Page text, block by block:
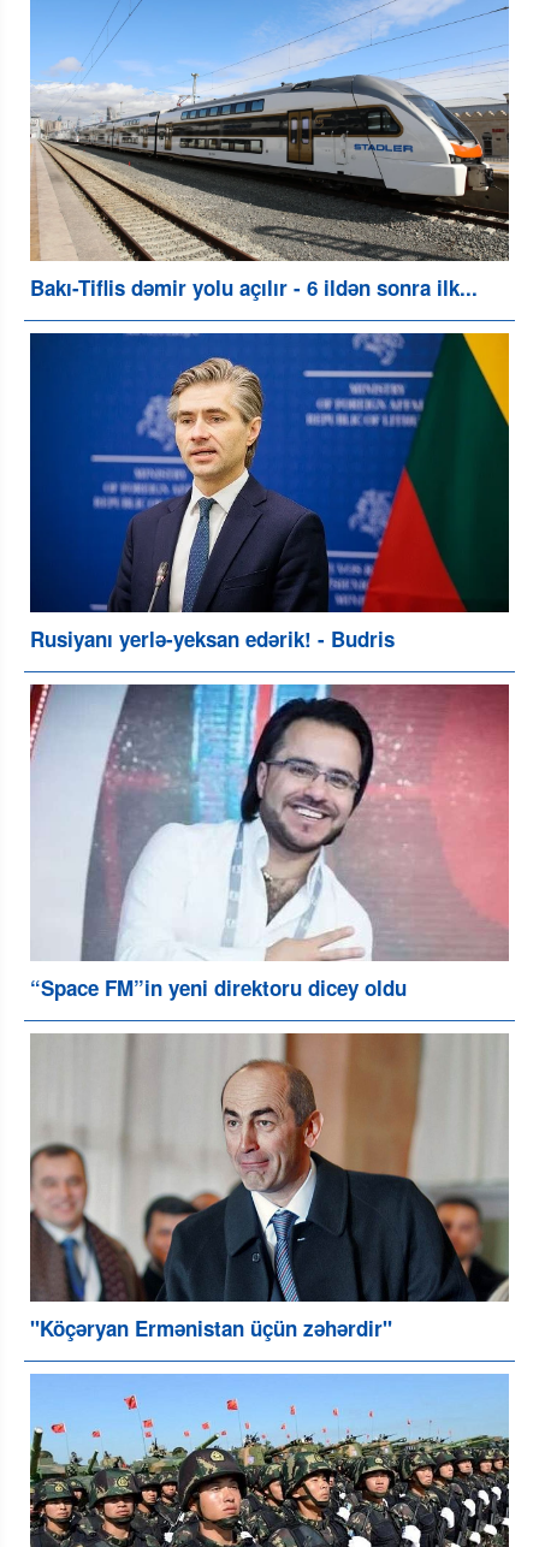
Bakı-Tiflis dəmir yolu açılır - 6 ildən sonra ilk...
Rusiyanı yerlə-yeksan edərik! - Budris
“Space FM”in yeni direktoru dicey oldu
"Köçəryan Ermənistan üçün zəhərdir"